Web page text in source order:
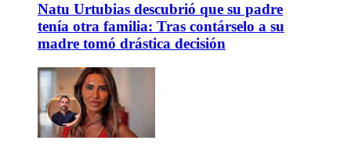
Natu Urtubias descubrió que su padre
tenía otra familia: Tras contárselo a su
madre tomó drástica decisión